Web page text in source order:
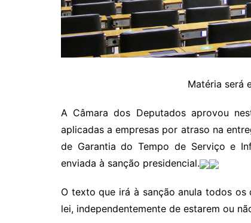
Matéria será
A Câmara dos Deputados aprovou
aplicadas a empresas por atraso na
de Garantia do Tempo de Serviço e
enviada à sanção presidencial.
O texto que irá à sanção anula todos
lei, independentemente de estarem ou